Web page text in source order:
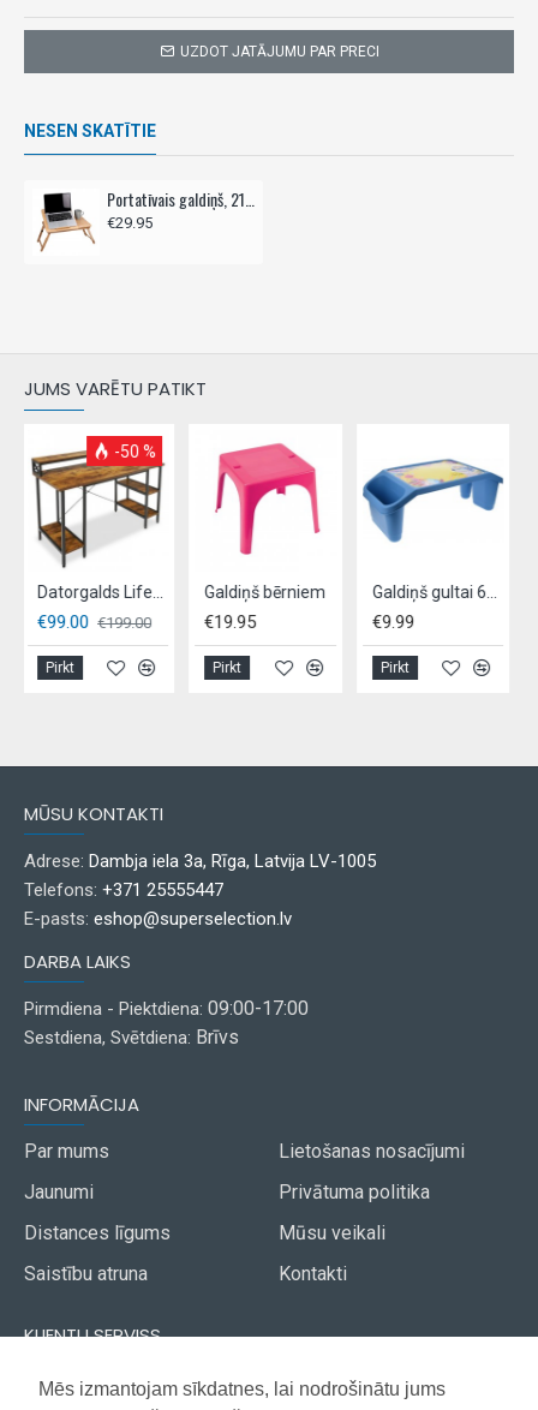
Mēs izmantojam sīkdatnes, lai nodrošinātu jums
UZDOT JATĀJUMU PAR PRECI
NESEN SKATĪTIE
€29.95
JUMS VARĒTU PATIKT
-50 %
Datorgalds Lifegood, 140x90x60cm
€99.00 €199.00
Pirkt
Galdiņš bērniem
€19.95
Pirkt
Galdiņš gultai 60x30x21cm
€9.99
Pirkt
MŪSU KONTAKTI
Adrese: Dambja iela 3a, Rīga, Latvija LV-1005
Telefons: +371 25555447
E-pasts: eshop@superselection.lv
DARBA LAIKS
Pirmdiena - Piektdiena: 09:00-17:00
Sestdiena, Svētdiena: Brīvs
INFORMĀCIJA
Par mums
Jaunumi
Distances līgums
Saistību atruna
Lietošanas nosacījumi
Privātuma politika
Mūsu veikali
Kontakti
KLIENTU SERVISS
Piegāde
Akcijas avīze